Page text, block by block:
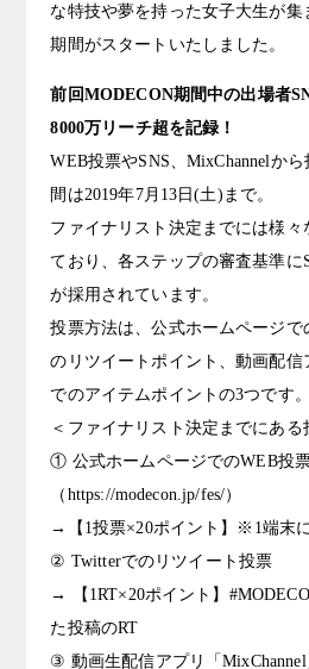
な特技や夢を持った女子大生が
期間がスタートいたしました。
前回MODECON期間中の出場者
8000万リーチ超を記録！
WEB投票やSNS、MixChannelか
間は2019年7月13日(土)まで。
ファイナリスト決定までには様
ており、各ステップの審査基準に
が採用されています。
投票方法は、公式ホームページで
のリツイートポイント、動画配信
でのアイテムポイントの3つです。
＜ファイナリスト決定までにある
① 公式ホームページでのWEB投
（https://modecon.jp/fes/）
→【1投票×20ポイント】※1端末
② Twitterでのリツイート投票
→ 【1RT×20ポイント】
た投稿のRT
③ 動画生配信アプリ「